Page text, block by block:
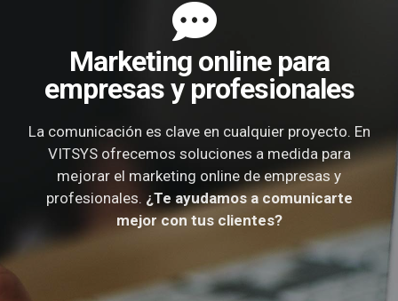
Marketing online para
empresas y profesionales
La comunicación es clave en cualquier proyecto. En
VITSYS ofrecemos soluciones a medida para
mejorar el marketing online de empresas y
profesionales. ¿Te ayudamos a comunicarte
mejor con tus clientes?